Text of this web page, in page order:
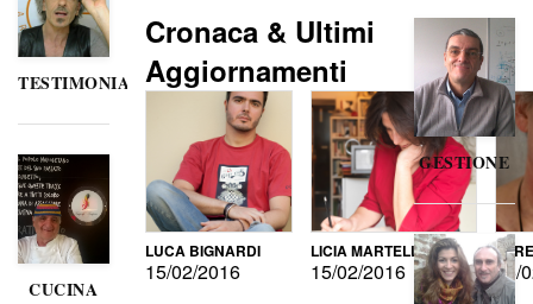
TESTIMONIANZE
CUCINA
Cronaca & Ultimi
Aggiornamenti
LUCA BIGNARDI
15/02/2016
LICIA MARTELLI
15/02/2016 15/
GESTIONE